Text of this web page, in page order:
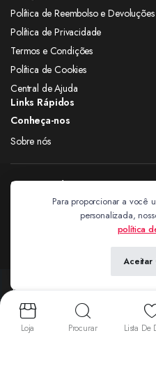
Política de Reembolso e Devoluções
Política de Privacidade
Termos e Condições
Política de Cookies
Central de Ajuda
Links Rápidos
Conheça-nos
Sobre nós
Siga nas redes
Copyright 2024 © Extravagantes.
Aceitamos:
Para proporcionar a você
personalizada,
política
Aceitar
Loja Procurar Lista De